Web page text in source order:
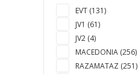
EVT (131)
JV1 (61)
JV2 (4)
MACEDONIA (256)
RAZAMATAZ (251)